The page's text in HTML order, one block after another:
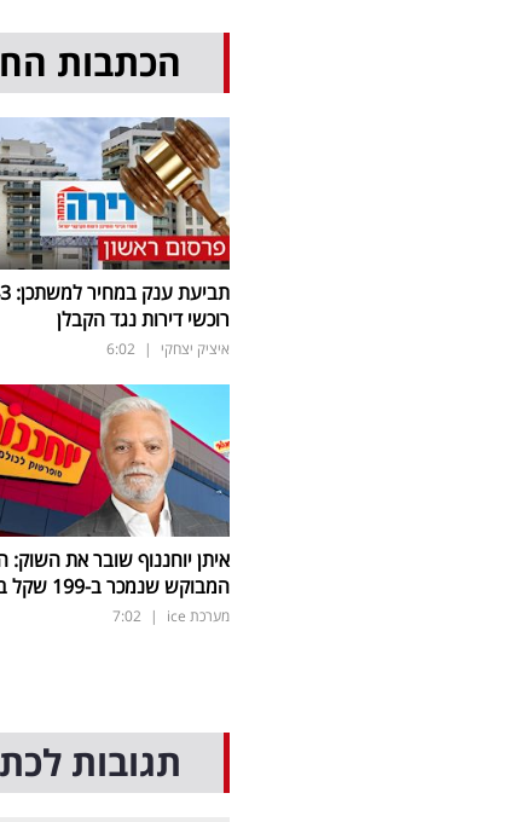
הכתבות
תביעת
רוכשי דירות נגד הקבלן
איציק יצחקי |
6:02
איתן יוחננוף שובר את השוק:
המבוקש שנמכר ב-199 שקל בלבד
מערכת ice |
7:02
תגובות